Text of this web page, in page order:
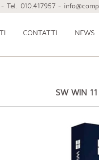
- Tel. 010.417957 -
CONTATTI NEWS
SW WIN